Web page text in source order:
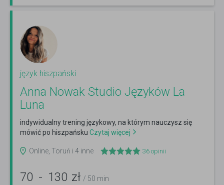
język hiszpański
Anna Nowak Studio Języków La
Luna
indywidualny trening językowy, na którym nauczysz się
mówić po hiszpańsku Czytaj więcej
Online, Toruń i 4 inne 36 opinii
70 - 130 zł / 50 min